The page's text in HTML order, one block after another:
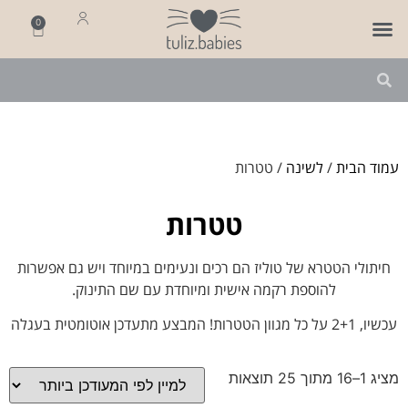
0
עמוד הבית/לשינה / טטרות
טטרות
חיתולי הטטרא של טוליז הם רכים ונעימים במיוחד ויש גם אפשרות
להוספת רקמה אישית ומיוחדת עם שם התינוק.
עכשיו, 2+1 על כל מגוון הטטרות! המבצע מתעדכן אוטומטית בעגלה
מציג 1–16 מתוך 25 תוצאות